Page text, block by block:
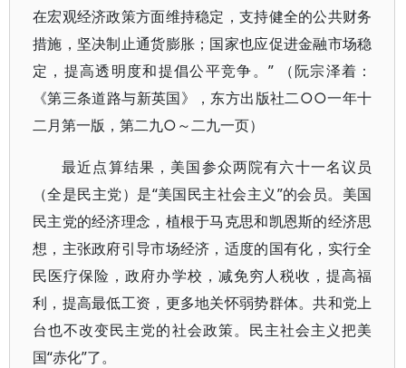
在宏观经济政策方面维持稳定，支持健全的公共财务
措施，坚决制止通货膨胀；国家也应促进金融市场稳
定，提高透明度和提倡公平竞争。” （阮宗泽着：
《第三条道路与新英国》，东方出版社二○○一年十
二月第一版，第二九○～二九一页）
最近点算结果，美国参众两院有六十一名议员
（全是民主党）是“美国民主社会主义”的会员。美国
民主党的经济理念，植根于马克思和凯恩斯的经济思
想，主张政府引导市场经济，适度的国有化，实行全
民医疗保险，政府办学校，减免穷人税收，提高福
利，提高最低工资，更多地关怀弱势群体。共和党上
台也不改变民主党的社会政策。民主社会主义把美
国“赤化”了。